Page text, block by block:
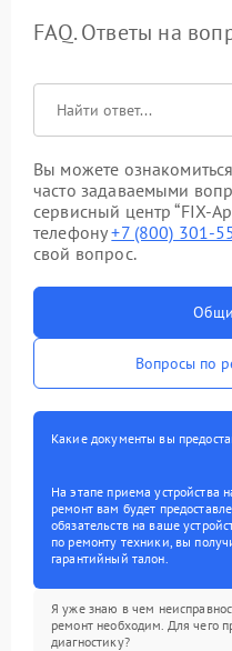
FAQ. Ответы на
Вы можете
часто задаваемыми
сервисный центр “FIX-
телефону+7 (800) 301-
свой вопрос.
Вопросы по
Какие документы вы
На этапе приема устройства
ремонт вам будет
обязательств на ваше
по ремонту техники, вы
гарантийный талон.
Я уже знаю в чем
ремонт необходим. Для чего
диагностику?